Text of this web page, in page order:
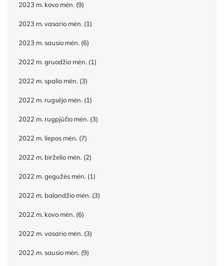
2023 m. kovo mėn. (9)
2023 m. vasario mėn. (1)
2023 m. sausio mėn. (6)
2022 m. gruodžio mėn. (1)
2022 m. spalio mėn. (3)
2022 m. rugsėjo mėn. (1)
2022 m. rugpjūčio mėn. (3)
2022 m. liepos mėn. (7)
2022 m. birželio mėn. (2)
2022 m. gegužės mėn. (1)
2022 m. balandžio mėn. (3)
2022 m. kovo mėn. (6)
2022 m. vasario mėn. (3)
2022 m. sausio mėn. (9)